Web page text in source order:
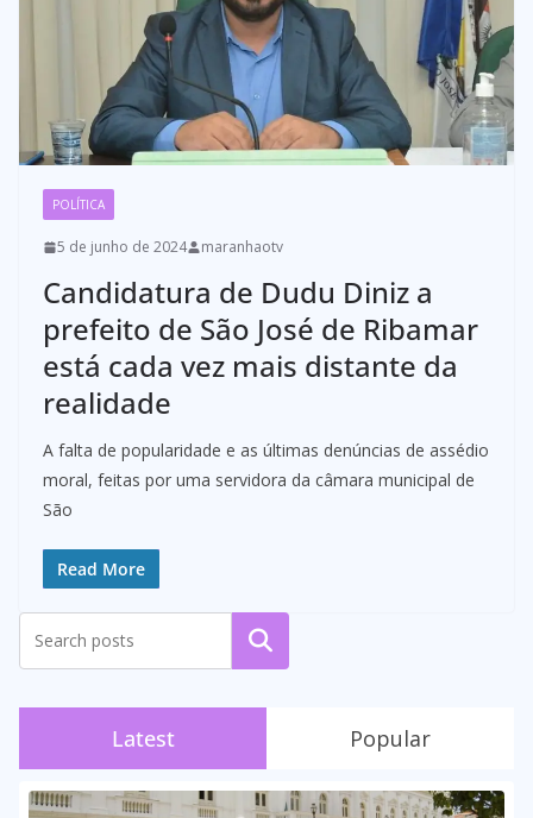
POLÍTICA
5 de junho de 2024 maranhaotv
Candidatura de Dudu Diniz a
prefeito de São José de Ribamar
está cada vez mais distante da
realidade
A falta de popularidade e as últimas denúncias de assédio
moral, feitas por uma servidora da câmara municipal de
São
Read More
Pesquisar
Latest Popular